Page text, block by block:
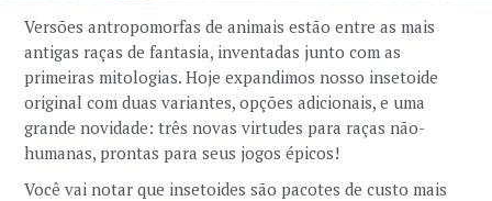
Versões antropomorfas de animais estão entre as mais
antigas raças de fantasia, inventadas junto com as
primeiras mitologias. Hoje expandimos nosso insetoide
original com duas variantes, opções adicionais, e uma
grande novidade: três novas virtudes para raças não-
humanas, prontas para seus jogos épicos!
Você vai notar que insetoides são pacotes de custo mais